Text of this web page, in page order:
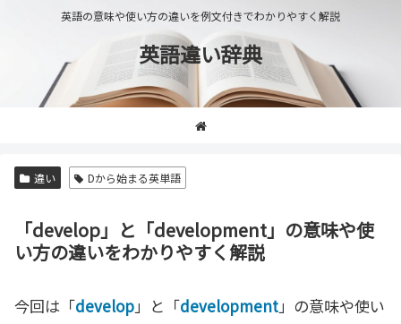
英語の意味や使い方の違いを例文付きでわかりやすく解説
英語違い辞典
違い Dから始まる英単語
「develop」と「development」の意味や使
い方の違いをわかりやすく解説
今回は「develop」と「development」の意味や使い